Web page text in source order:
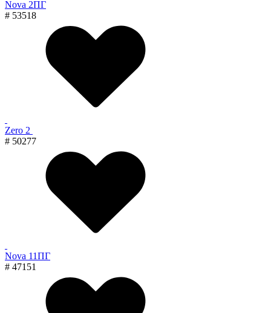
Nova 2ПГ
# 53518
Zero 2
# 50277
Nova 11ПГ
# 47151